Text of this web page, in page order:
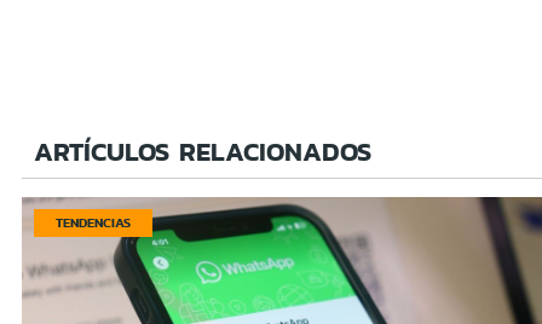
ARTÍCULOS RELACIONADOS
TENDENCIAS